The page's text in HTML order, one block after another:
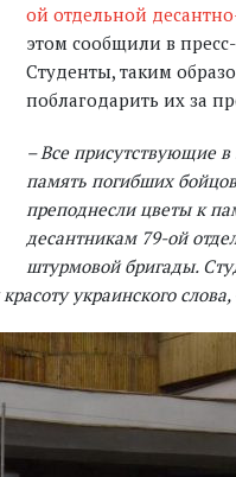
ой отдельной
этом сообщили в
Студенты, таким
поблагодарить их за
– Все присутствующие
память погибших
преподнесли цветы к
десантникам 79-ой
штурмовой бригады.
украинского